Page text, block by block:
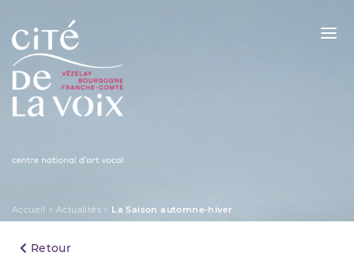
Skip
content
Accueil >Actualités > La Saison automne-hiver
Retour